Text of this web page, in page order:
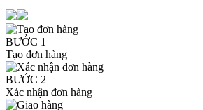
BƯỚC 1
Tạo đơn hàng
BƯỚC 2
Xác nhận đơn hàng